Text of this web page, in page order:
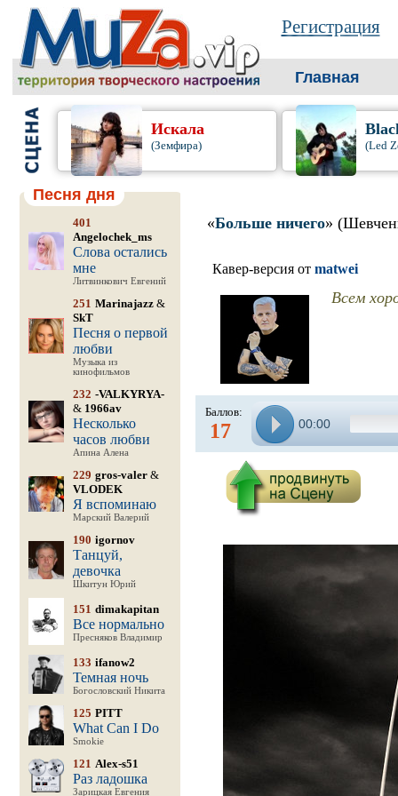
Регистрация
Главная
Искала
(Земфира) (Led
Песня дня
401
Angelochek_ms
Слова остались
мне
Литвинкович Евгений
251 Marinajazz&
SkT
Песня о первой
любви
Музыка из
кинофильмов
232 -VALKYRYA-
& 1966av
Несколько
часов любви
Апина Алена
229 gros-valer&
VLODEK
Я вспоминаю
Марский Валерий
190 igornov
Танцуй,
девочка
Шкитун Юрий
151 dimakapitan
Все нормально
Пресняков Владимир
133 ifanow2
Темная ночь
Богословский Никита
125 PITT
What Can I Do
Smokie
121 Alex-s51
Раз ладошка
Зарицкая Евгения
«Больше ничего»
Кавер-версия от matwei
Всем
Баллов:
17 00:00